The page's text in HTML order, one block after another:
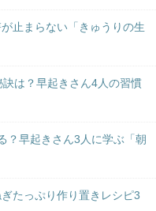
止まらない「きゅうりの生
は？早起きさん4人の習慣
？早起きさん3人に学ぶ「朝
たっぷり作り置きレシピ3